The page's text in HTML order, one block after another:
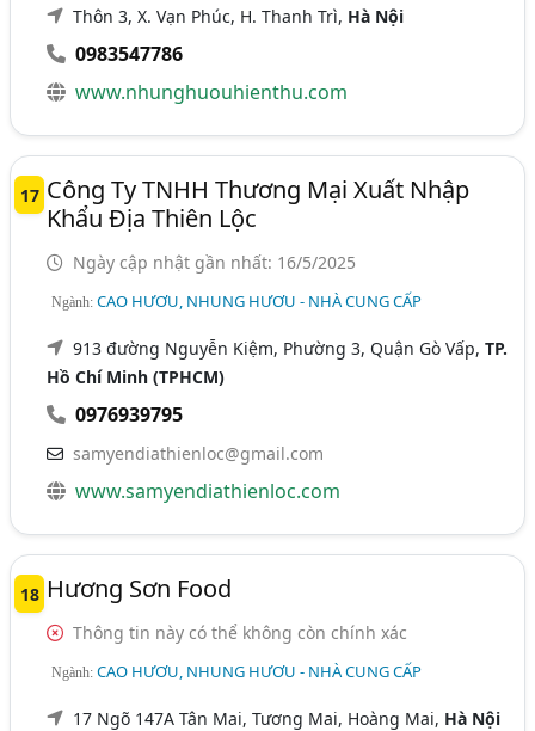
Thôn 3, X. Vạn Phúc, H. Thanh Trì, Hà Nội
0983547786
www.nhunghuouhienthu.com
17 Công Ty TNHH Thương Mại Xuất Nhập
Khẩu Địa Thiên Lộc
Ngày cập nhật gần nhất: 16/5/2025
Ngành:CAO HƯƠU, NHUNG HƯƠU - NHÀ CUNG CẤP
913 đường Nguyễn Kiệm, Phường 3, Quận Gò Vấp,TP.
Hồ Chí Minh (TPHCM)
0976939795
samyendiathienloc@gmail.com
www.samyendiathienloc.com
18 Hương Sơn Food
Thông tin này có thể không còn chính xác
Ngành:CAO HƯƠU, NHUNG HƯƠU - NHÀ CUNG CẤP
17 Ngõ 147A Tân Mai, Tương Mai, Hoàng Mai, Hà Nội